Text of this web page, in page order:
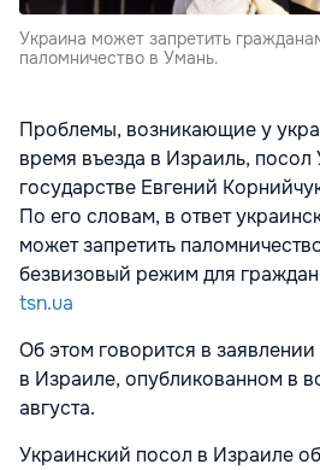
Украина может запретить
паломничество в Умань.
Проблемы, возникающие у
время въезда в Израиль,
государстве Евгений
По его словам, в ответ
может запретить
безвизовый режим для
tsn.ua
Об этом говорится в
в Израиле, опубликованном в
августа.
Украинский посол в Израиле